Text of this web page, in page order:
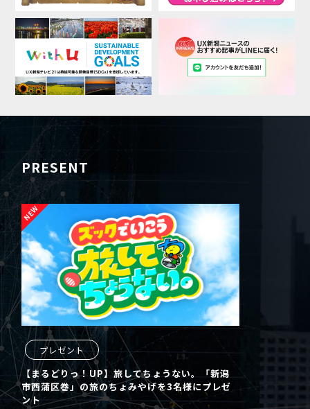
PRESENT
プレゼント
【まるどりっ！UP】旅してちょうない。「新潟
市西蒲区巻」の旅のちょみやげを3名様にプレゼ
ント